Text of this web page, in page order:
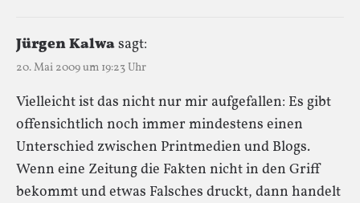
Jürgen Kalwasagt:
20. Mai 2009 um 19:23 Uhr
Vielleicht ist das nicht nur mir aufgefallen: Es gibt
offensichtlich noch immer mindestens einen
Unterschied zwischen Printmedien und Blogs.
Wenn eine Zeitung die Fakten nicht in den Griff
bekommt und etwas Falsches druckt, dann handelt